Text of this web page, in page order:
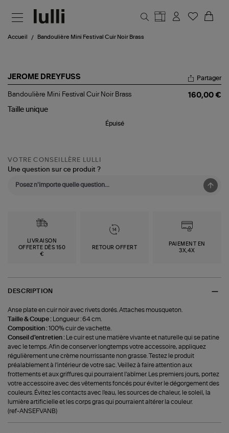
Accueil Bandoulière Mini Festival Cuir Noir Brass
JEROME DREYFUSS
Bandoulière
Festival
Partager
Bandoulière Mini Festival Cuir Noir Brass
160,00 €
Taille unique
Épuisé
VOTRE CONSEILLÈRE LULLI
Une question sur ce produit ?
LIVRAISON
OFFERTE DÈS 150
€
RETOUR OFFERT
PAIEMENT EN
3X,4X
DESCRIPTION
Anse plate en cuir noir avec rivets dorés. Attaches mousqueton.
Taille & Coupe :
Longueur : 64 cm.
Composition :100% cuir de vachette.
Conseil d'entretien :
Le cuir est une matière vivante et naturelle qui se patine
avec le temps. Afin de conserver longtemps votre accessoire, appliquez
régulièrement une crème nourrissante non grasse. Testez le produit
préalablement à l'intérieur de votre sac. Veillez à faire attention aux
frottements et aux griffures qui pourraient l'abîmer. Les premiers jours, portez
votre accessoire avec des vêtements foncés pour éviter le dégorgement des
couleurs. Évitez les contacts avec l'eau, les sources de chaleur, le soleil, la
lumière artificielle et les corps gras qui pourraient altérer la couleur.
(ref-ANSEFVANB)